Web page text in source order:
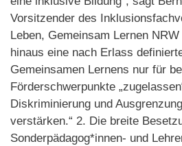
Vorsitzender des
Leben, Gemeinsam Lernen
hinaus eine nach Erlass
Gemeinsamen Lernens nur für
Förderschwerpunkte
Diskriminierung und
verstärken.“ 2. Die breite
Sonderpädagog*innen- und